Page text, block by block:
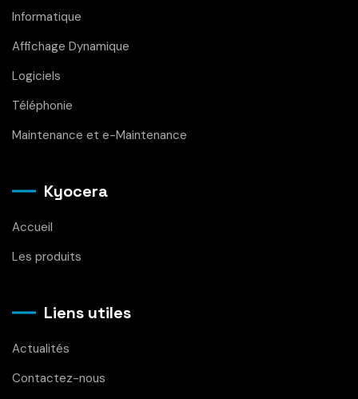
Informatique
Affichage Dynamique
Logiciels
Téléphonie
Maintenance et e-Maintenance
Kyocera
Accueil
Les produits
Liens utiles
Actualités
Contactez-nous